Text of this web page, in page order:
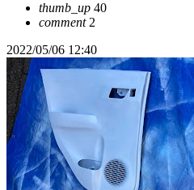
thumb_up 40
comment2
2022/05/06 12:40